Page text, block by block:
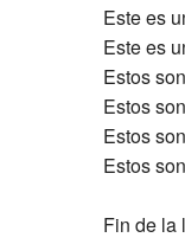
Este es
Este es
Estos
Estos
Estos
Estos
Fin de la